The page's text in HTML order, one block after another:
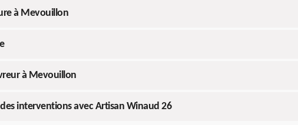
à Mevouillon
à Mevouillon
interventions avec Artisan Winaud 26